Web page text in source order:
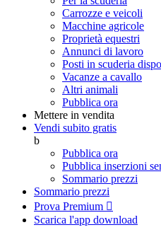
Carrozze e veicoli
Macchine agricole
Proprietà equestri
Annunci di lavoro
Posti in scuderia
Vacanze a cavallo
Altri animali
Pubblica ora
Mettere in vendita
Vendi subito gratis
b
Pubblica ora
Pubblica inserzioni
Sommario prezzi
Sommario prezzi
Prova Premium 
Scarica l'app download